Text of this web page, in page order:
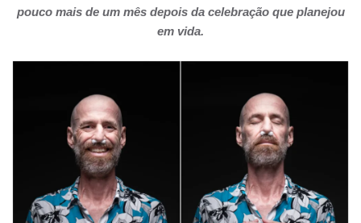
pouco mais de um mês depois da celebração que planejou
em vida.